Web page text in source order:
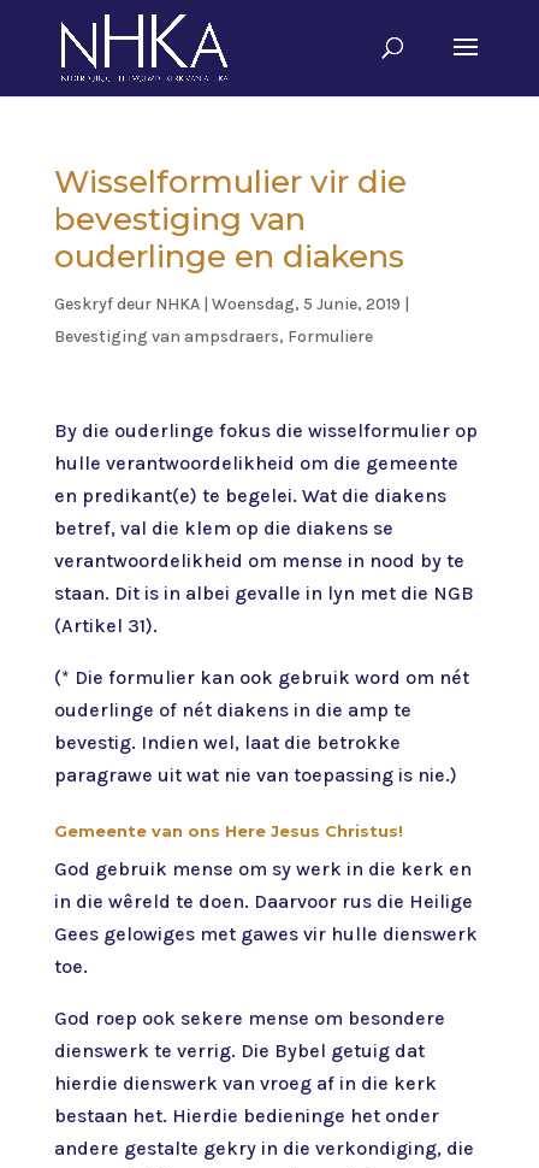
Wisselformulier vir die
bevestiging van
ouderlinge en diakens
Geskryf deur NHKA| Woensdag, 5 Junie, 2019 |
Bevestiging van ampsdraers, Formuliere
By die ouderlinge fokus die wisselformulier op
hulle verantwoordelikheid om die gemeente
en predikant(e) te begelei. Wat die diakens
betref, val die klem op die diakens se
verantwoordelikheid om mense in nood by te
staan. Dit is in albei gevalle in lyn met die NGB
(Artikel 31).
(* Die formulier kan ook gebruik word om nét
ouderlinge of nét diakens in die amp te
bevestig. Indien wel, laat die betrokke
paragrawe uit wat nie van toepassing is nie.)
Gemeente van ons Here Jesus Christus!
God gebruik mense om sy werk in die kerk en
in die wêreld te doen. Daarvoor rus die Heilige
Gees gelowiges met gawes vir hulle dienswerk
toe.
God roep ook sekere mense om besondere
dienswerk te verrig. Die Bybel getuig dat
hierdie dienswerk van vroeg af in die kerk
bestaan het. Hierdie bedieninge het onder
andere gestalte gekry in die verkondiging, die